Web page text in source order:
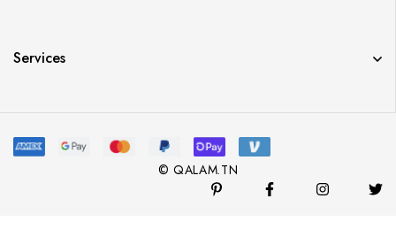
Services
© QALAM.TN